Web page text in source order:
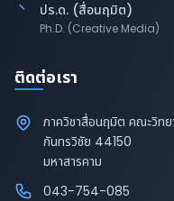
ปร.ด. (สื่อนฤมิต)
Ph.D. (Creative Media)
ติดต่อเรา
ภาควิชาสื่อนฤมิต คณะวิทย
กันทรวิชัย 44150
มหาสารคาม
043-754-085